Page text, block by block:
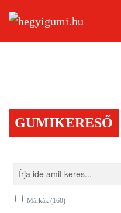
GUMIKERESŐ
Márkák (160)